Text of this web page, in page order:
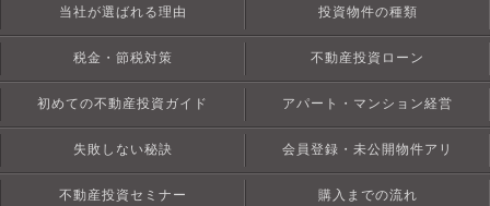
当社が選ばれる理由 投資物件の種類
税金・節税対策 不動産投資ローン
初めての不動産投資ガイド アパート・マンション経営
失敗しない秘訣 会員登録・未公開物件アリ
不動産投資セミナー 購入までの流れ